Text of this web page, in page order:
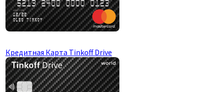
Кредитная Карта Tinkoff Drive